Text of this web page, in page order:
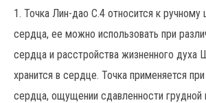
1. Точка Лин-дао С.4 относится к ручному
сердца, ее можно использовать при
сердца и расстройства жизненного духа
хранится в сердце. Точка применяется
сердца, ощущении сдавленности грудной